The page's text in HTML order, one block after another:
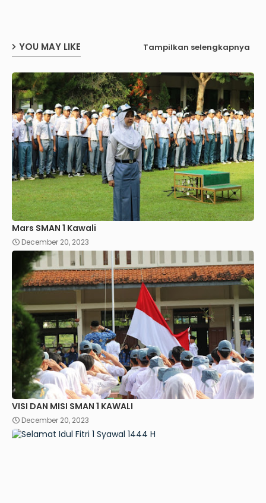
YOU MAY LIKE Tampilkan selengkapnya
Mars SMAN 1 Kawali
December 20, 2023
VISI DAN MISI SMAN 1 KAWALI
December 20, 2023